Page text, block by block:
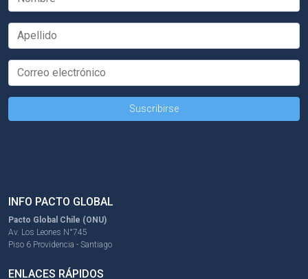
INFO PACTO GLOBAL
Pacto Global Chile (ONU)
Av. Los Leones N°745
Piso 6 Providencia - Santiago
ENLACES RÁPIDOS